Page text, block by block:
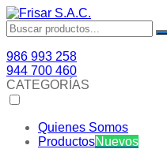
986 993 258
944 700 460
CATEGORÍAS
Quienes Somos
ProductosNuevos